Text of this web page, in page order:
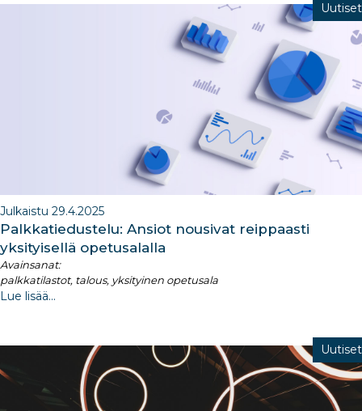
Uutiset
Julkaistu 29.4.2025
Palkkatiedustelu: Ansiot nousivat reippaasti
yksityisellä opetusalalla
Avainsanat:
palkkatilastot, talous, yksityinen opetusala
Lue lisää...
Uutiset